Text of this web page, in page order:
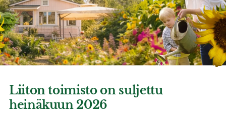
Liiton toimisto on suljettu
heinäkuun 2026